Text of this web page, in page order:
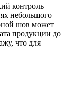
контроль
небольшого
шов может
продукции до
что для